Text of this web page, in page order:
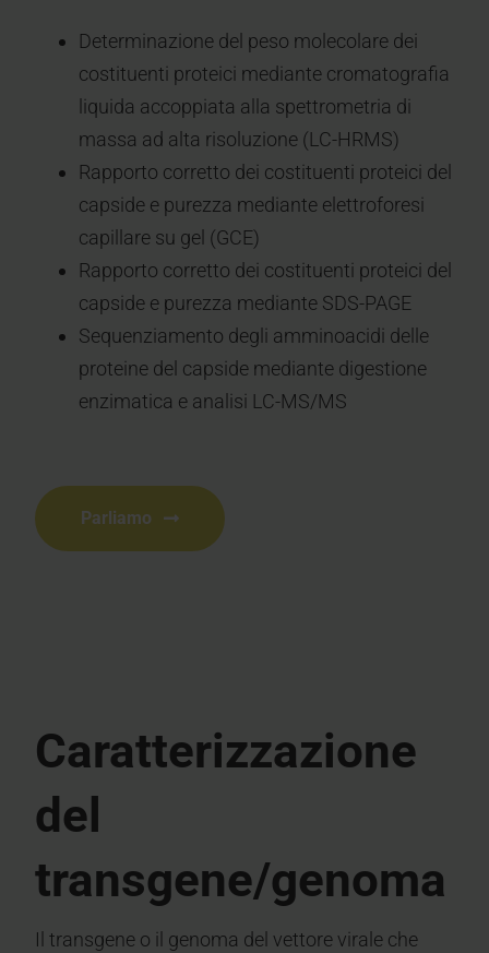
Determinazione del peso molecolare dei
costituenti proteici mediante cromatografia
liquida accoppiata alla spettrometria di
massa ad alta risoluzione (LC-HRMS)
Rapporto corretto dei costituenti proteici del
capside e purezza mediante elettroforesi
capillare su gel (GCE)
Rapporto corretto dei costituenti proteici del
capside e purezza mediante SDS-PAGE
Sequenziamento degli amminoacidi delle
proteine del capside mediante digestione
enzimatica e analisi LC-MS/MS
Parliamo
Caratterizzazione
del
transgene/genoma
Il transgene o il genoma del vettore virale che